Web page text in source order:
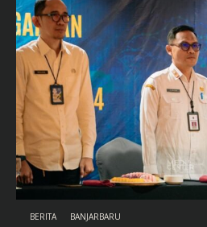
BERITA BANJARBARU